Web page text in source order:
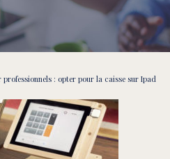
professionnels : opter pour la caisse sur Ipad